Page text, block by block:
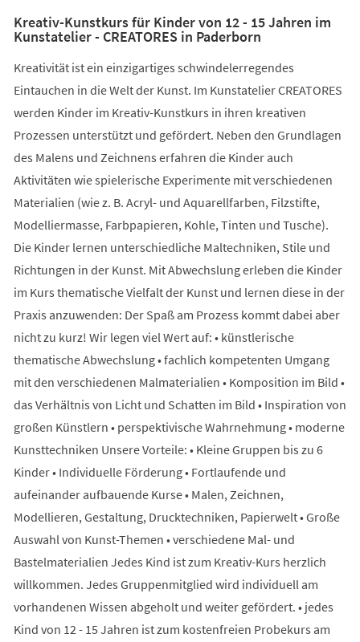
Kreativ-Kunstkurs für Kinder von 12 - 15 Jahren im
Kunstatelier - CREATORES in Paderborn
Kreativität ist ein einzigartiges schwindelerregendes
Eintauchen in die Welt der Kunst. Im Kunstatelier CREATORES
werden Kinder im Kreativ-Kunstkurs in ihren kreativen
Prozessen unterstützt und gefördert. Neben den Grundlagen
des Malens und Zeichnens erfahren die Kinder auch
Aktivitäten wie spielerische Experimente mit verschiedenen
Materialien (wie z. B. Acryl- und Aquarellfarben, Filzstifte,
Modelliermasse, Farbpapieren, Kohle, Tinten und Tusche).
Die Kinder lernen unterschiedliche Maltechniken, Stile und
Richtungen in der Kunst. Mit Abwechslung erleben die Kinder
im Kurs thematische Vielfalt der Kunst und lernen diese in der
Praxis anzuwenden: Der Spaß am Prozess kommt dabei aber
nicht zu kurz! Wir legen viel Wert auf: • künstlerische
thematische Abwechslung • fachlich kompetenten Umgang
mit den verschiedenen Malmaterialien • Komposition im Bild •
das Verhältnis von Licht und Schatten im Bild • Inspiration von
großen Künstlern • perspektivische Wahrnehmung • moderne
Kunsttechniken Unsere Vorteile: • Kleine Gruppen bis zu 6
Kinder • Individuelle Förderung • Fortlaufende und
aufeinander aufbauende Kurse • Malen, Zeichnen,
Modellieren, Gestaltung, Drucktechniken, Papierwelt • Große
Auswahl von Kunst-Themen • verschiedene Mal- und
Bastelmaterialien Jedes Kind ist zum Kreativ-Kurs herzlich
willkommen. Jedes Gruppenmitglied wird individuell am
vorhandenen Wissen abgeholt und weiter gefördert. • jedes
Kind von 12 - 15 Jahren ist zum kostenfreien Probekurs am